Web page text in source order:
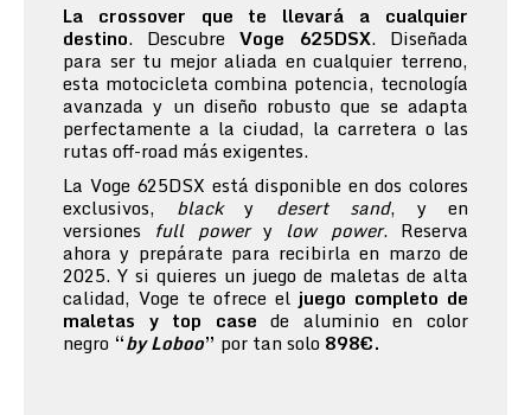
La crossover que te llevará a cualquier
destino. Descubre Voge 625DSX. Diseñada
para ser tu mejor aliada en cualquier terreno,
esta motocicleta combina potencia, tecnología
avanzada y un diseño robusto que se adapta
perfectamente a la ciudad, la carretera o las
rutas off-road más exigentes.
La Voge 625DSX está disponible en dos colores
exclusivos, blacky desert sand, y en
versiones full powery low power. Reserva
ahora y prepárate para recibirla en marzo de
2025. Y si quieres un juego de maletas de alta
calidad, Voge te ofrece el juego completo de
maletas y top case de aluminio en color
negro “by Loboo” por tan solo 898€.